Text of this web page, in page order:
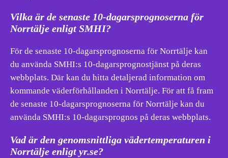
Vilka är de senaste 10-dagarsprognoserna för
Norrtälje enligt SMHI?
För de senaste 10-dagarsprognoserna för Norrtälje kan
du använda SMHI:s 10-dagarsprognostjänst på deras
webbplats. Där kan du hitta detaljerad information om
kommande väderförhållanden i Norrtälje. För att få fram
de senaste 10-dagarsprognoserna för Norrtälje kan du
använda SMHI:s 10-dagarsprognos på deras webbplats.
Vad är den genomsnittliga vädertemperaturen i
Norrtälje enligt yr.se?